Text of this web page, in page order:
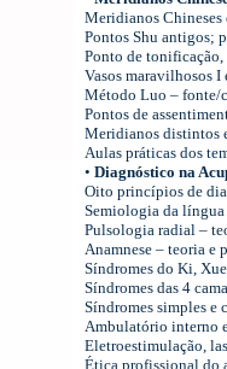
Meridianos Chineses
Pontos Shu antigos;
Ponto de tonificação,
Vasos maravilhosos I
Método Luo – fonte/
Pontos de
Meridianos distintos
Aulas práticas dos
• Diagnóstico na
Oito princípios de
Semiologia da língua
Pulsologia radial –
Anamnese – teoria e
Síndromes do Ki,
Síndromes das 4
Síndromes simples e
Ambulatório interno
Eletroestimulação,
Ética profissional do